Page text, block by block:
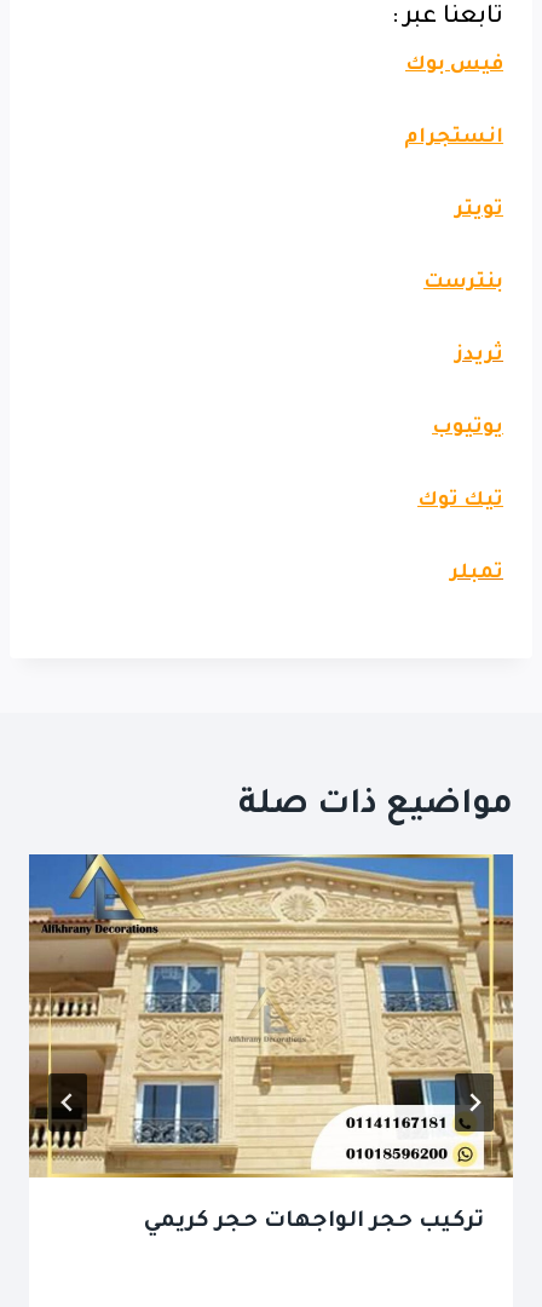
تابعنا عبر :
فيس بوك
انستجرام
تويتر
بنترست
ثريدز
يوتيوب
تيك توك
تمبلر
مواضيع ذات صلة
تركيب حجر الواجهات حجر كريمي